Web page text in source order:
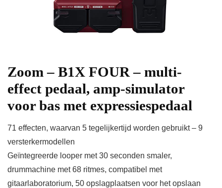
Zoom – B1X FOUR – multi-
effect pedaal, amp-simulator
voor bas met expressiespedaal
71 effecten, waarvan 5 tegelijkertijd worden gebruikt – 9
versterkermodellen
Geïntegreerde looper met 30 seconden smaler,
drummachine met 68 ritmes, compatibel met
gitaarlaboratorium, 50 opslagplaatsen voor het opslaan